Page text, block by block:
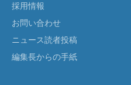
採用情報
お問い合わせ
ニュース読者投稿
編集長からの手紙